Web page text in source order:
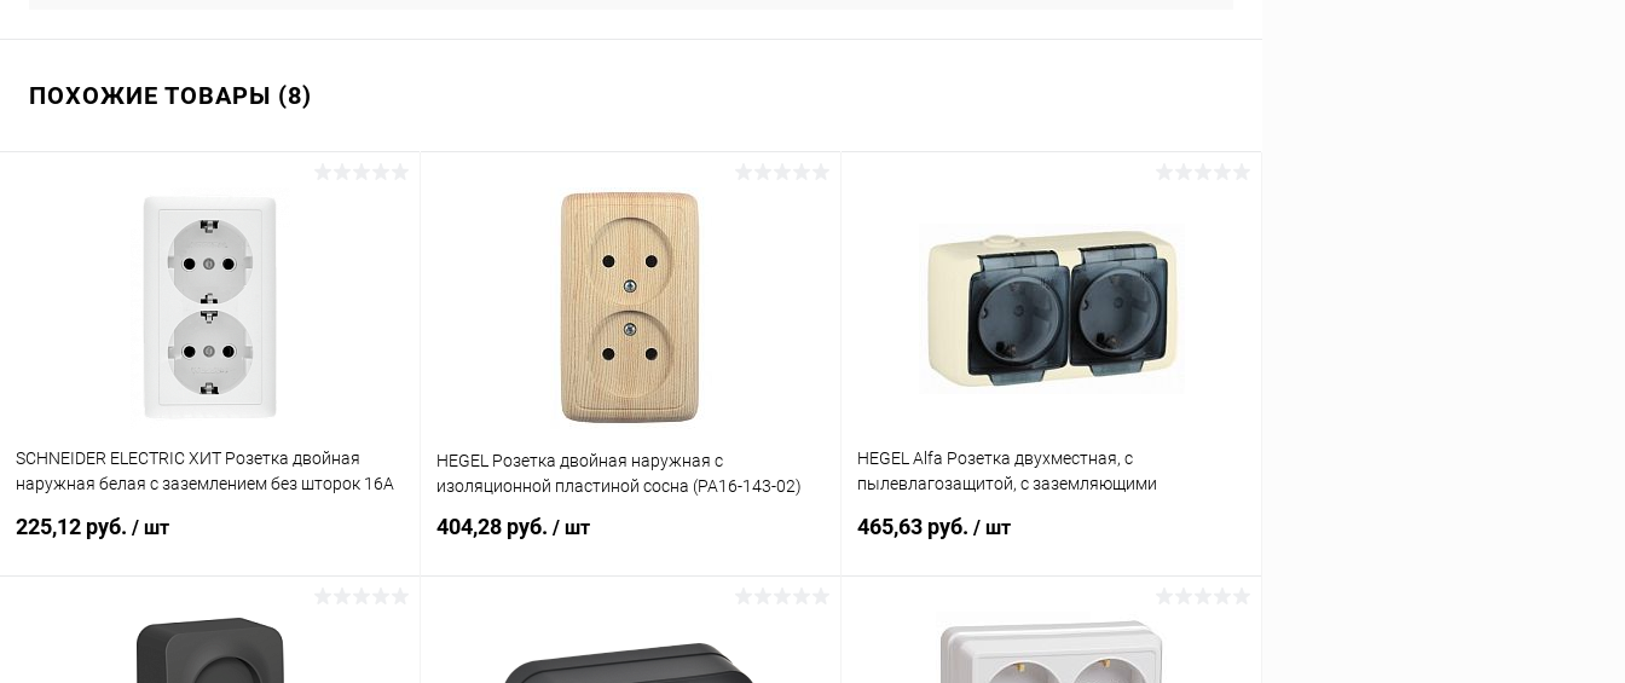
ПОХОЖИЕ ТОВАРЫ (8)
SCHNEIDER ELECTRIC ХИТ Розетка двойная
наружная белая с заземлением без шторок 16А
225,12 руб. / шт
В корзину
HEGEL Розетка двойная наружная с
изоляционной пластиной сосна (РА16-143-02)
404,28 руб. / шт
HEGEL Alfa Розетка двухместная, с
пылевлагозащитой, с заземляющими
кость (РА16-251-01)
465,63 руб. / шт
В корзину